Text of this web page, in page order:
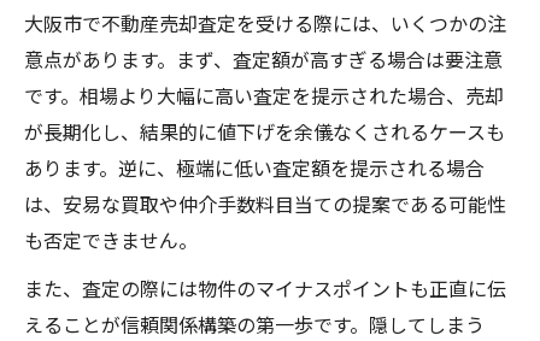
大阪市で不動産売却査定を受ける際には、いくつかの注
意点があります。まず、査定額が高すぎる場合は要注意
です。相場より大幅に高い査定を提示された場合、売却
が長期化し、結果的に値下げを余儀なくされるケースも
あります。逆に、極端に低い査定額を提示される場合
は、安易な買取や仲介手数料目当ての提案である可能性
も否定できません。
また、査定の際には物件のマイナスポイントも正直に伝
えることが信頼関係構築の第一歩です。隠してしまう